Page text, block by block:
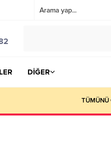
DİĞER
TÜMÜNÜ